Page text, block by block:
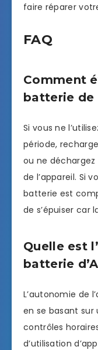
faire réparer
FAQ
Comment
batterie de
Si vous ne
période,
ou ne
de l’appareil. Si
batterie est
de s’épuiser car
Quelle est
batterie
L’autonomie de
en se basant sur
contrôles
d’utilisation